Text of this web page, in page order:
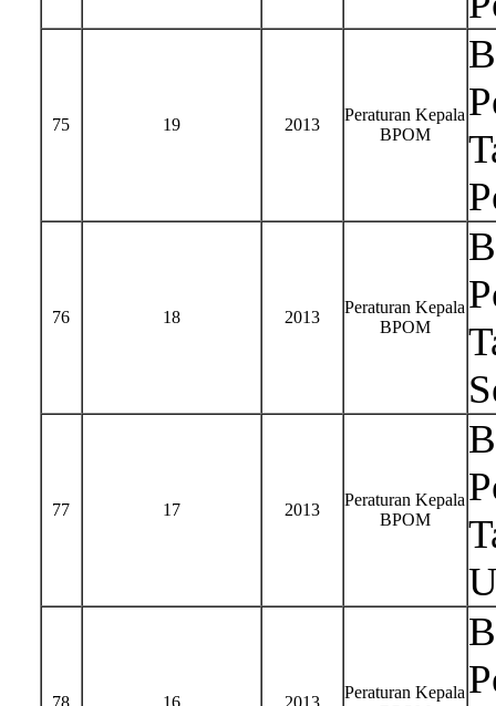
75 19 2013
Peraturan Kepala
BPOM
76 18 2013
Peraturan Kepala
BPOM
77 17 2013
Peraturan Kepala
BPOM
78 16 2013
Peraturan Kepala